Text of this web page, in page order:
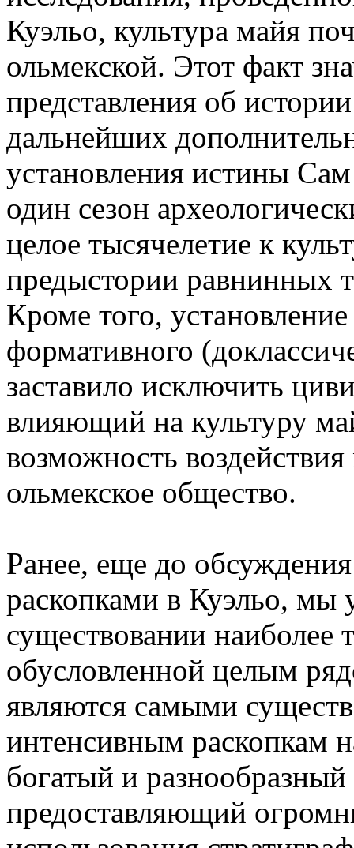
Куэльо, культура майя
ольмекской. Этот факт
представления об
дальнейших
установления истины
один сезон
целое тысячелетие к
предыстории равнинных
Кроме того,
формативного
заставило исключить
влияющий на культуру
возможность
ольмекское общество.
Ранее, еще до
раскопками в Куэльо, мы
существовании наиболее
обусловленной целым
являются самыми
интенсивным раскопкам
богатый и
предоставляющий